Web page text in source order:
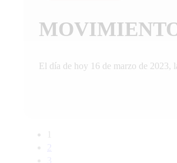
El día de hoy 16 de marzo de 2023,